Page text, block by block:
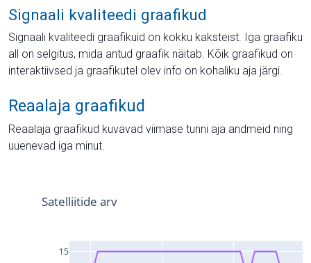
Signaali kvaliteedi graafikud
Signaali kvaliteedi graafikuid on kokku kaksteist. Iga graafiku
all on selgitus, mida antud graafik näitab. Kõik graafikud on
interaktiivsed ja graafikutel olev info on kohaliku aja järgi.
Reaalaja graafikud
Reaalaja graafikud kuvavad viimase tunni aja andmeid ning
uuenevad iga minut.